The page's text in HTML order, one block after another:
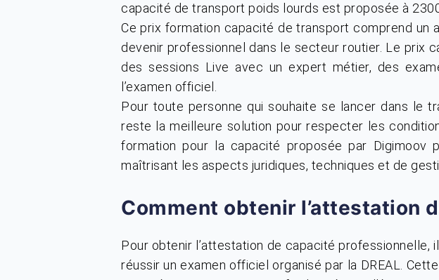
capacité de transport poids lourds est proposée à
Ce prix formation capacité de transport comprend
devenir professionnel dans le secteur routier. Le prix
des sessions Live avec un expert métier, des
l’examen officiel.
Pour toute personne qui souhaite se lancer dans le
reste la meilleure solution pour respecter les
formation pour la capacité proposée par Digimoov
maîtrisant les aspects juridiques, techniques et de
Comment obtenir l’attestation
Pour obtenir l’attestation de capacité
réussir un examen officiel organisé par la DREAL.